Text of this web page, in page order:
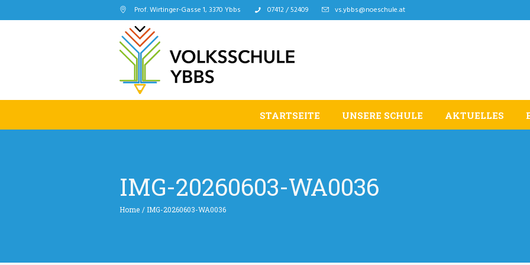
Prof. Wirtinger-Gasse 1, 3370 Ybbs 07412 / 52409 vs.ybbs@noeschule.at
STARTSEITE UNSERE SCHULE AKTUELLES
IMG-20260603-WA0036
Home / IMG-20260603-WA0036